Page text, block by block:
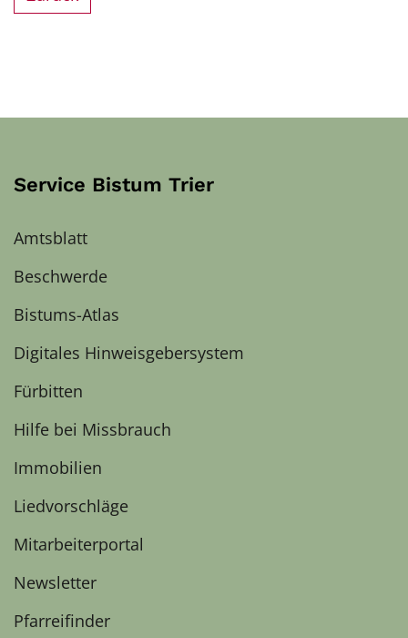
Service Bistum Trier
Amtsblatt
Beschwerde
Bistums-Atlas
Digitales Hinweisgebersystem
Fürbitten
Hilfe bei Missbrauch
Immobilien
Liedvorschläge
Mitarbeiterportal
Newsletter
Pfarreifinder